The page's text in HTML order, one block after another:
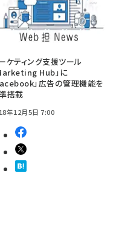
ケティング支援ツール
Hub」に
」広告の管理機能を
搭載
年12月5日 7:00